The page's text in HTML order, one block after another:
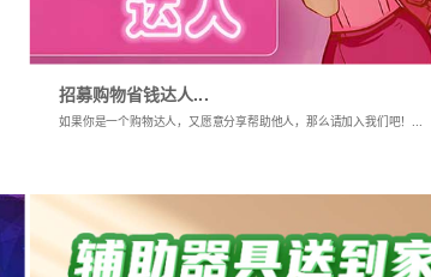
招募购物省钱达人...
如果你是一个购物达人，又愿意分享帮助他人，那么请加入我们吧！...